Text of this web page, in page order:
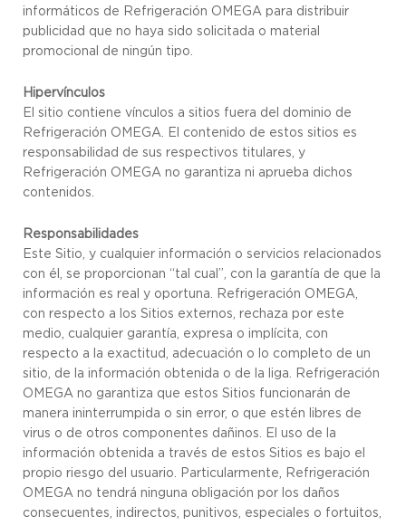
informáticos de Refrigeración OMEGA para distribuir
publicidad que no haya sido solicitada o material
promocional de ningún tipo.
Hipervínculos
El sitio contiene vínculos a sitios fuera del dominio de
Refrigeración OMEGA. El contenido de estos sitios es
responsabilidad de sus respectivos titulares, y
Refrigeración OMEGA no garantiza ni aprueba dichos
contenidos.
Responsabilidades
Este Sitio, y cualquier información o servicios relacionados
con él, se proporcionan “tal cual”, con la garantía de que la
información es real y oportuna. Refrigeración OMEGA,
con respecto a los Sitios externos, rechaza por este
medio, cualquier garantía, expresa o implícita, con
respecto a la exactitud, adecuación o lo completo de un
sitio, de la información obtenida o de la liga. Refrigeración
OMEGA no garantiza que estos Sitios funcionarán de
manera ininterrumpida o sin error, o que estén libres de
virus o de otros componentes dañinos. El uso de la
información obtenida a través de estos Sitios es bajo el
propio riesgo del usuario. Particularmente, Refrigeración
OMEGA no tendrá ninguna obligación por los daños
consecuentes, indirectos, punitivos, especiales o fortuitos,